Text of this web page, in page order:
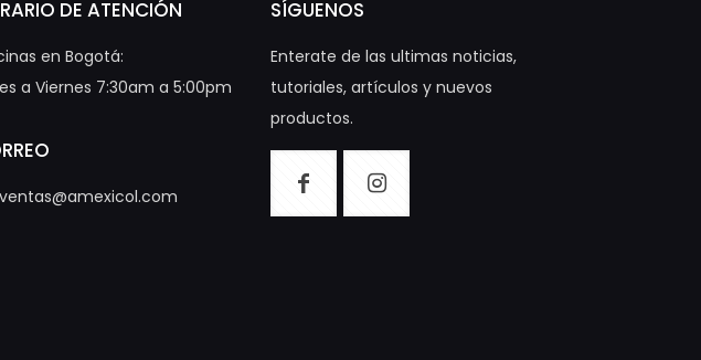
DE ATENCIÓN
en Bogotá:
a Viernes 7:30am a 5:00pm
ventas@amexicol.com
SÍGUENOS
Enterate de las ultimas noticias,
tutoriales, artículos y nuevos
productos.